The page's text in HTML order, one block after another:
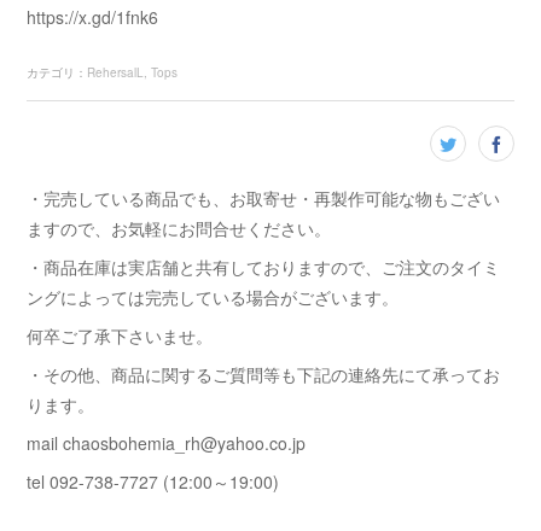
https://x.gd/1fnk6
カテゴリ ： RehersalL Tops
・完売している商品でも、お取寄せ・再製作可能な物もござい
ますので、お気軽にお問合せください。
・商品在庫は実店舗と共有しておりますので、ご注文のタイミ
ングによっては完売している場合がございます。
何卒ご了承下さいませ。
・その他、商品に関するご質問等も下記の連絡先にて承ってお
ります。
mail chaosbohemia_rh@yahoo.co.jp
tel 092-738-7727 (12:00～19:00)